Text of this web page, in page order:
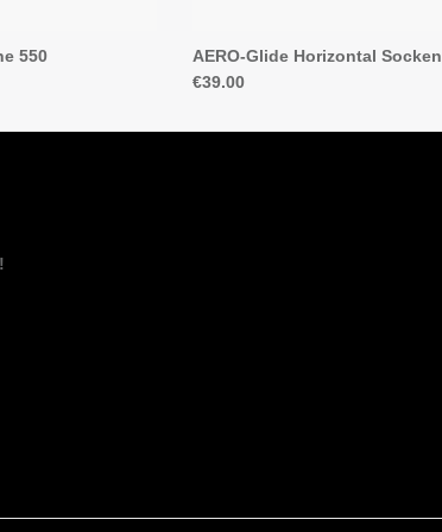
550
AERO-Glide Horizontal Socken
€39.00